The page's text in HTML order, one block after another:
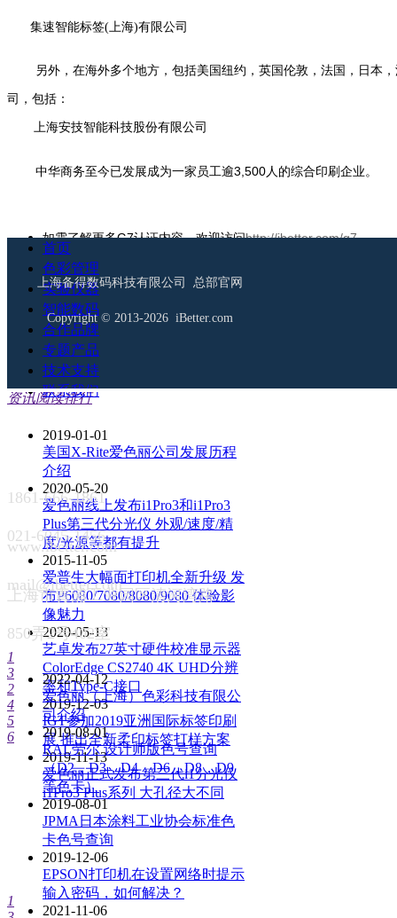
集速智能标签(上海)有限公司
另外，在海外多个地方，包括美国纽约，英国伦敦，法国，日本，
司，包括：
上海安技智能科技股份有限公司
中华商务至今已发展成为一家员工逾3,500人的综合印刷企业。
如需了解更多G7认证内容，欢迎访问http://ibetter.com/g7
首页 ꄲ 色彩管理
前一篇： 无
后一篇： 无
资讯阅读排行
2019-01-01
美国X-Rite爱色丽公司发展历程
介绍
2020-05-20
爱色丽线上发布i1Pro3和i1Pro3
Plus第三代分光仪 外观/速度/精
度/光源等都有提升
2015-11-05
爱普生大幅面打印机全新升级 发
布P6080/7080/8080/9080 体验影
像魅力
2020-05-13
艺卓发布27英寸硬件校准显示器
ColorEdge CS2740 4K UHD分辨
率和Type-C接口
2019-12-03
IGT参加2019亚洲国际标签印刷
展 推出全新柔印标签打样方案
2019-11-13
爱色丽正式发布第三代i1分光仪
i1Pro3 Plus系列 大孔径大不同
1
3
2
4
5
6
2022-04-12
爱色丽（上海）色彩科技有限公
司介绍
2019-08-01
RAL劳尔 设计师版色号查询
（D2，D3，D4，D6，D8，D9
等色卡）
2019-08-01
JPMA日本涂料工业协会标准色
卡色号查询
2019-12-06
EPSON打印机在设置网络时提示
输入密码，如何解决？
2021-11-06
1
首页
色彩管理
实验仪器
智能数码
合作品牌
专题产品
技术支持
联系我们
上海备得数码科技有限公司 总部官网
Copyright © 2013-2026 iBetter.com
1861-666-1861
021-6045-1456
www.ibetter.com
mail@ibetter.com
上海市青浦工业园区清河湾路
850弄2号402室